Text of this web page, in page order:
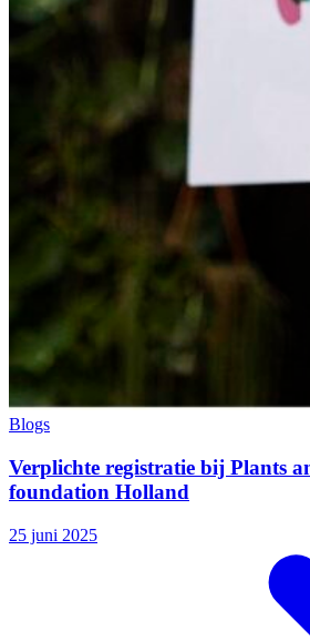
Blogs
Verplichte registratie bij Plants
foundation Holland
25 juni 2025